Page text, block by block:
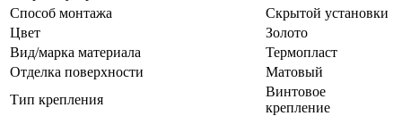
Способ монтажа
Скрытой установки
Цвет
Золото
Вид/марка материала
Термопласт
Отделка поверхности
Матовый
Тип крепления
Винтовое
крепление